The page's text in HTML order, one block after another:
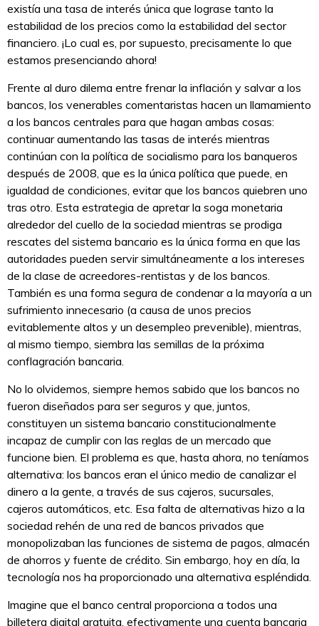
existía una tasa de interés única que lograse tanto la
estabilidad de los precios como la estabilidad del sector
financiero. ¡Lo cual es, por supuesto, precisamente lo que
estamos presenciando ahora!
Frente al duro dilema entre frenar la inflación y salvar a los
bancos, los venerables comentaristas hacen un llamamiento
a los bancos centrales para que hagan ambas cosas:
continuar aumentando las tasas de interés mientras
continúan con la política de socialismo para los banqueros
después de 2008, que es la única política que puede, en
igualdad de condiciones, evitar que los bancos quiebren uno
tras otro. Esta estrategia de apretar la soga monetaria
alrededor del cuello de la sociedad mientras se prodiga
rescates del sistema bancario es la única forma en que las
autoridades pueden servir simultáneamente a los intereses
de la clase de acreedores-rentistas y de los bancos.
También es una forma segura de condenar a la mayoría a un
sufrimiento innecesario (a causa de unos precios
evitablemente altos y un desempleo prevenible), mientras,
al mismo tiempo, siembra las semillas de la próxima
conflagración bancaria.
No lo olvidemos, siempre hemos sabido que los bancos no
fueron diseñados para ser seguros y que, juntos,
constituyen un sistema bancario constitucionalmente
incapaz de cumplir con las reglas de un mercado que
funcione bien. El problema es que, hasta ahora, no teníamos
alternativa: los bancos eran el único medio de canalizar el
dinero a la gente, a través de sus cajeros, sucursales,
cajeros automáticos, etc. Esa falta de alternativas hizo a la
sociedad rehén de una red de bancos privados que
monopolizaban las funciones de sistema de pagos, almacén
de ahorros y fuente de crédito. Sin embargo, hoy en día, la
tecnología nos ha proporcionado una alternativa espléndida.
Imagine que el banco central proporciona a todos una
billetera digital gratuita, efectivamente una cuenta bancaria